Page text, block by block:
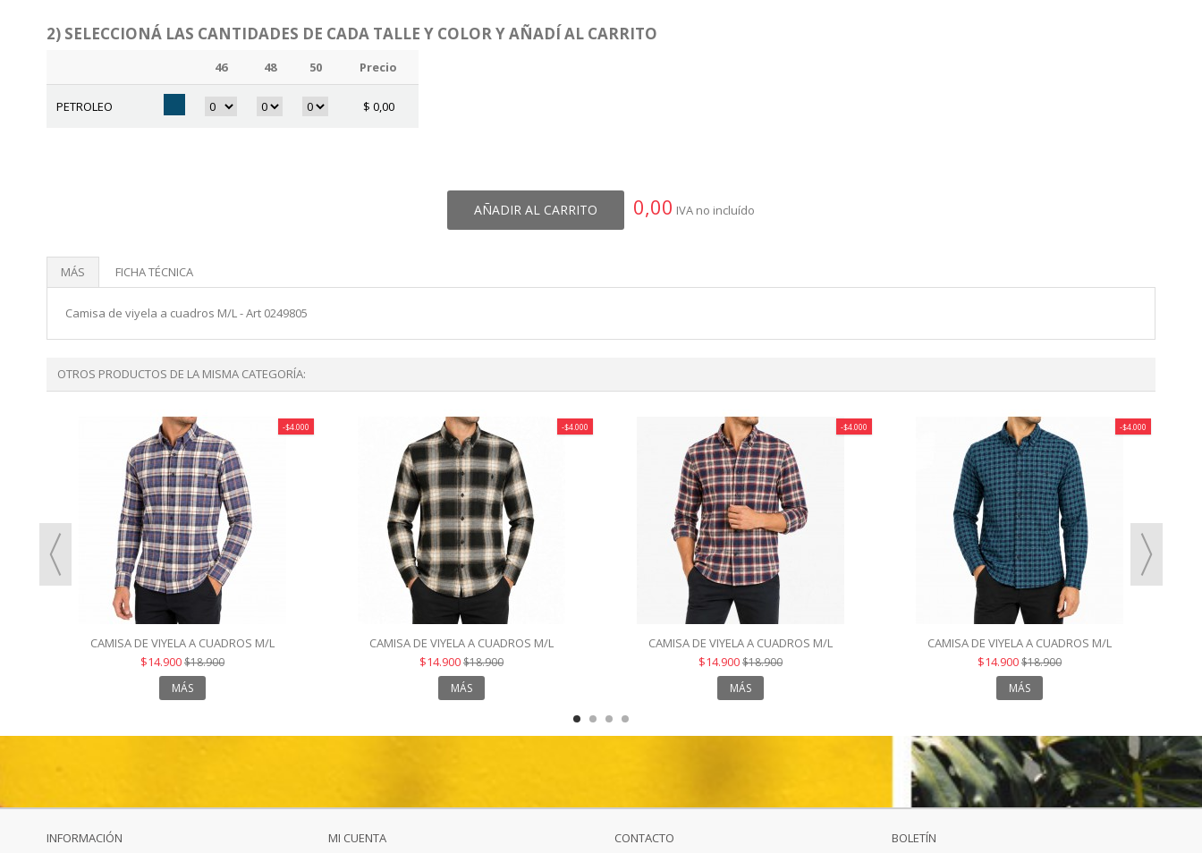
2) SELECCIONÁ LAS CANTIDADES DE CADA TALLE Y COLOR Y AÑADÍ AL CARRITO
46 48 50 Precio
PETROLEO $ 0,00
AÑADIR AL CARRITO 0,00 IVA no incluído
MÁS FICHA TÉCNICA
Camisa de viyela a cuadros M/L - Art 0249805
OTROS PRODUCTOS DE LA MISMA CATEGORÍA:
-$4.000
CAMISA DE VIYELA A CUADROS M/L
$14.900$18.900
MÁS
-$4.000
CAMISA DE VIYELA A CUADROS M/L
$14.900$18.900
MÁS
-$4.000
CAMISA DE VIYELA A CUADROS M/L
$14.900$18.900
MÁS
-$4.000
CAMISA DE VIYELA A CUADROS M/L
$14.900$18.900
MÁS
BOLETÍN
INFORMACIÓN MI CUENTA CONTACTO